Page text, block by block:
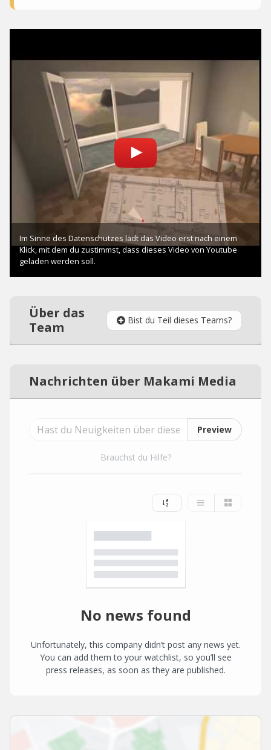
Über das
Team
Bist du Teil dieses Teams?
Nachrichten über Makami Media
Preview
Brauchst du Hilfe?
No news found
Unfortunately, this company didn’t post any news yet.
You can add them to your watchlist, so you’ll see
press releases, as soon as they are published.